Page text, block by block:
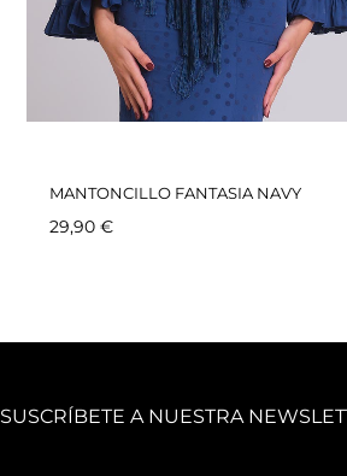
MANTONCILLO FANTASIA NAVY
29,90€
SUSCRÍBETE A NUESTRA